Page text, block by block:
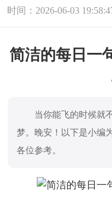
时间：2026-06-03
简洁的每日一
当你能飞的时候就不
梦。晚安！以下是小编
各位参考。